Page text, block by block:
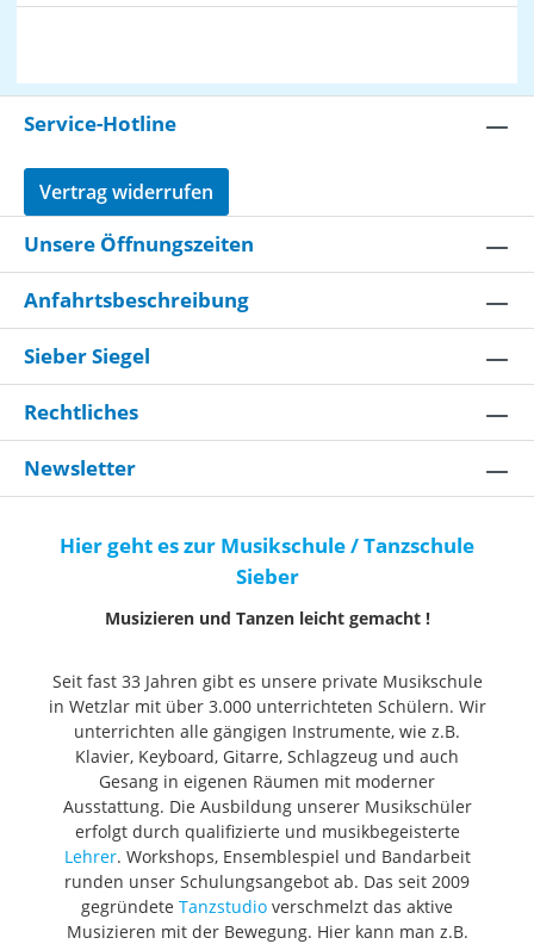
Service-Hotline
Vertrag widerrufen
Unsere Öffnungszeiten
Anfahrtsbeschreibung
Sieber Siegel
Rechtliches
Newsletter
Hier geht es zur Musikschule / Tanzschule
Sieber
Musizieren und Tanzen leicht gemacht !
Seit fast 33 Jahren gibt es unsere private Musikschule
in Wetzlar mit über 3.000 unterrichteten Schülern. Wir
unterrichten alle gängigen Instrumente, wie z.B.
Klavier, Keyboard, Gitarre, Schlagzeug und auch
Gesang in eigenen Räumen mit moderner
Ausstattung. Die Ausbildung unserer Musikschüler
erfolgt durch qualifizierte und musikbegeisterte
Lehrer. Workshops, Ensemblespiel und Bandarbeit
runden unser Schulungsangebot ab. Das seit 2009
gegründete Tanzstudio verschmelzt das aktive
Musizieren mit der Bewegung. Hier kann man z.B.